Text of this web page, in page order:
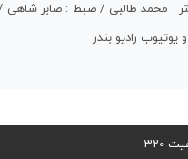
محمد طالبی / ضبط : صابر شاهی /
رادیو بندر
320